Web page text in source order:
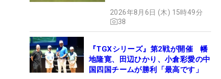
2026年8月6日 (木) 15時49分
38
『TGXシリーズ』第2戦が開催 幡
地隆寛、田辺ひかり、小倉彩愛の中
国四国チームが勝利「最高です」